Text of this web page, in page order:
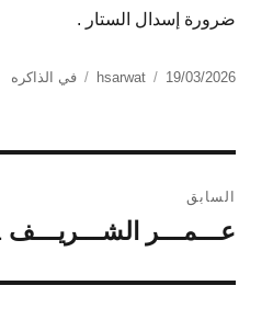
ضرورة إسدال الستار .
الكاتب hsarwat
نُشرت 19/03/2026 التصنيفات
في الذاكره
المقالات
السابق
المقالة
عـــمـــر الشـــريـــف 1931-2015